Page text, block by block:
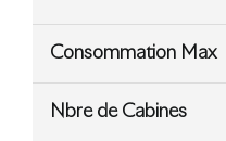
Consommation Max
Nbre de Cabines